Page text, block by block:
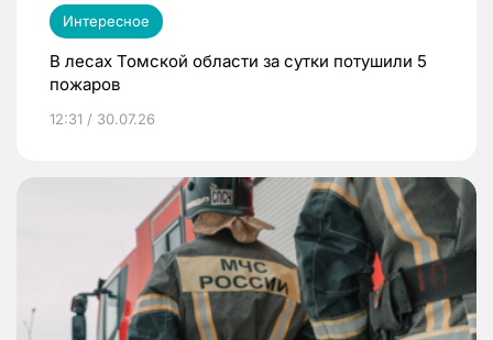
Интересное
В лесах Томской области за сутки потушили 5
пожаров
12:31 / 30.07.26